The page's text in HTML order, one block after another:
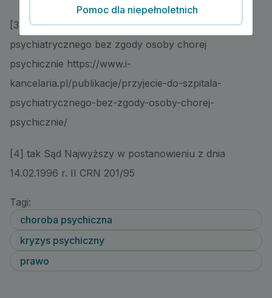
[3] Sylwia Gładysz, Przyjęcie do szpitala
psychiatrycznego bez zgody osoby chorej
psychicznie https://www.i-
kancelaria.pl/publikacje/przyjecie-do-szpitala-
psychiatrycznego-bez-zgody-osoby-chorej-
psychicznie/
[4] tak Sąd Najwyższy w postanowieniu z dnia
14.02.1996 r. II CRN 201/95
Tagi:
choroba psychiczna
kryzys psychiczny
prawo
Pomoc dla niepełnoletnich